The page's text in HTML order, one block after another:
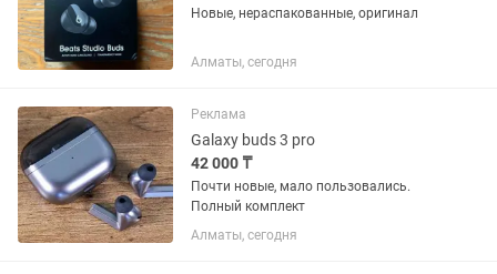
Новые, нераспакованные, оригинал
Алматы, сегодня
Реклама
Galaxy buds 3 pro
42 000 ₸
Почти новые, мало пользовались.
Полный комплект
Алматы, сегодня